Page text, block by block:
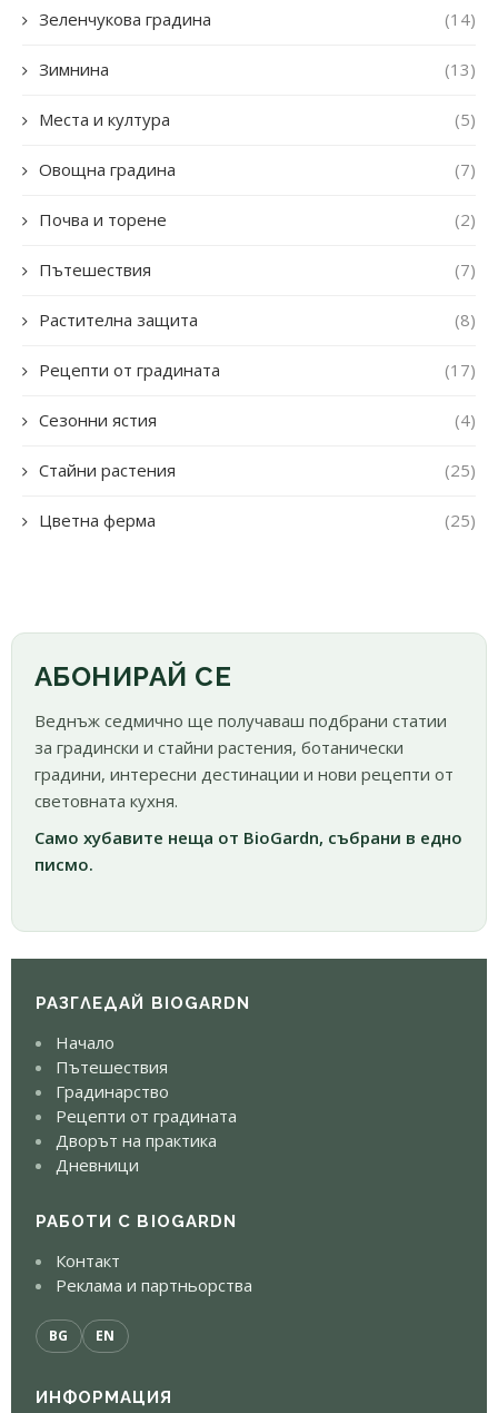
Зеленчукова градина (14)
Зимнина (13)
Места и култура (5)
Овощна градина (7)
Почва и торене (2)
Пътешествия (7)
Растителна защита (8)
Рецепти от градината (17)
Сезонни ястия (4)
Стайни растения (25)
Цветна ферма (25)
АБОНИРАЙ СЕ
Веднъж седмично ще получаваш подбрани статии
за градински и стайни растения, ботанически
градини, интересни дестинации и нови рецепти от
световната кухня.
Само хубавите неща от BioGardn, събрани в едно
писмо.
РАЗГЛЕДАЙ BIOGARDN
Начало
Пътешествия
Градинарство
Рецепти от градината
Дворът на практика
Дневници
РАБОТИ С BIOGARDN
Контакт
Реклама и партньорства
BG EN
ИНФОРМАЦИЯ